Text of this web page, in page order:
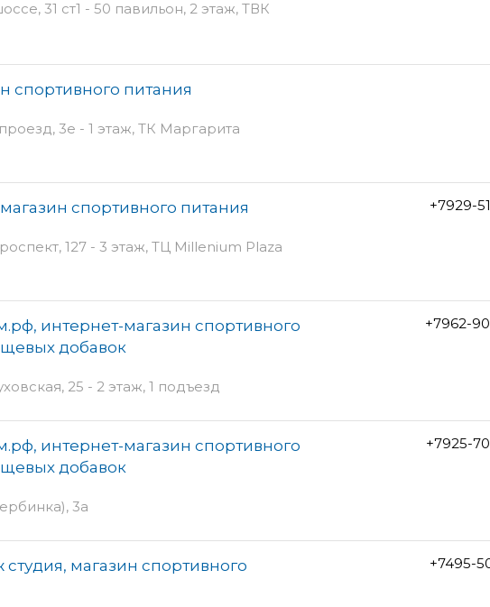
31 ст1 - 50 павильон, 2 этаж, ТВК
спортивного питания
3е - 1 этаж, ТК Маргарита
спортивного питания
127 - 3 этаж, ТЦ Millenium Plaza
+7929-
интернет-магазин спортивного
добавок
25 - 2 этаж, 1 подъезд
+7962-
интернет-магазин спортивного
добавок
3а
+7925-
магазин спортивного
+7495-